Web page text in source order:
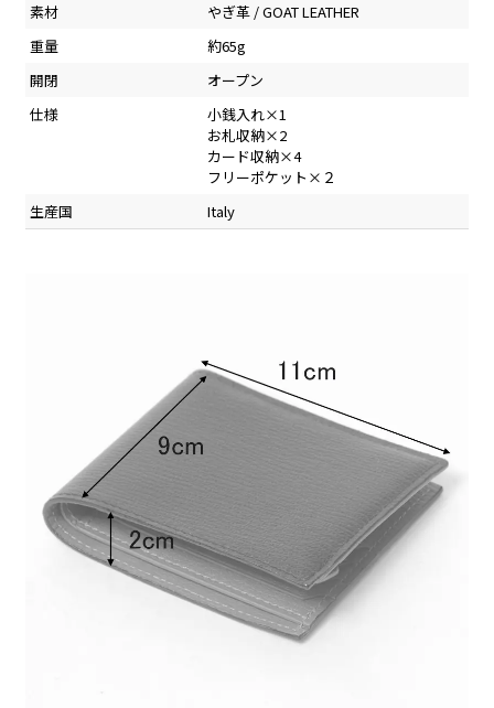
素材
やぎ革 / GOAT LEATHER
重量
約65g
開閉
オープン
仕様
小銭入れ×1
お札収納×2
カード収納×4
フリーポケット×２
生産国
Italy